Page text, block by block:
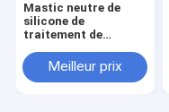
Mastic neutre de
silicone de
traitement de
la capacité
300ML/600ML/200L
Meilleur prix